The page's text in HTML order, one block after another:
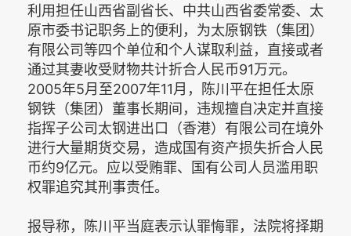
利用担任山西省副省长、中共山西省委常委、太
原市委书记职务上的便利，为太原钢铁（集团）
有限公司等四个单位和个人谋取利益，直接或者
通过其妻收受财物共计折合人民币91万元。
2005年5月至2007年11月，陈川平在担任太原
钢铁（集团）董事长期间，违规擅自决定并直接
指挥子公司太钢进出口（香港）有限公司在境外
进行大量期货交易，造成国有资产损失折合人民
币约9亿元。应以受贿罪、国有公司人员滥用职
权罪追究其刑事责任。
报导称，陈川平当庭表示认罪悔罪，法院将择期